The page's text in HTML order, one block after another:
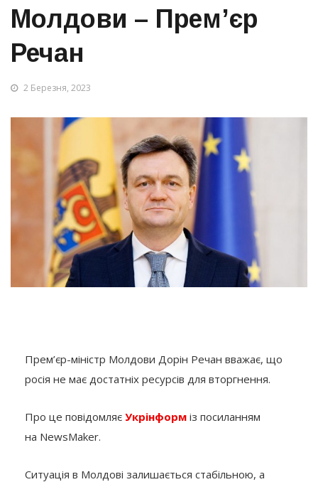
Молдови – Прем’єр
Речан
2 Березня, 2023
Прем’єр-міністр Молдови Дорін Речан вважає, що
росія не має достатніх ресурсів для вторгнення.
Про це повідомляє Укрінформ із посиланням
на NewsMaker.
Ситуація в Молдові залишається стабільною, а